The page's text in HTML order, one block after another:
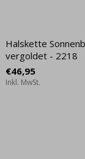
Halskette
vergoldet - 2218
€46,95
Inkl. MwSt.